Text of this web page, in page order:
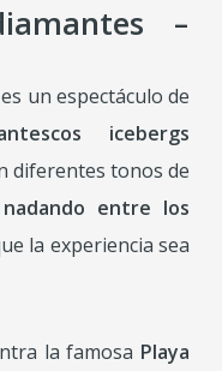
–
es un espectáculo de
icebergs
diferentes tonos de
entre los
la experiencia sea
la famosa Playa